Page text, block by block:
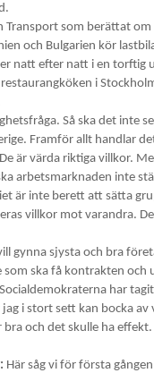
Transport som berättat
och Bulgarien kör
natt efter natt i en torftig
i
Så ska det inte
Framför allt handlar
är värda riktiga villkor.
arbetsmarknaden inte
är inte berett att sätta
villkor mot varandra.
gynna sjysta och bra
som ska få kontrakten och
har
i stort sett kan bocka av
bra och det skulle ha effekt.
Här såg vi för första